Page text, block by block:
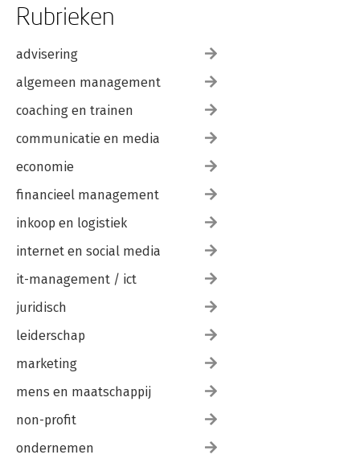
Rubrieken
advisering
algemeen management
coaching en trainen
communicatie en media
economie
financieel management
inkoop en logistiek
internet en social media
it-management / ict
juridisch
leiderschap
marketing
mens en maatschappij
non-profit
ondernemen